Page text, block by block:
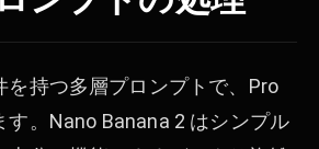
を持つ多層プロンプトで、Pro
す。Nano Banana 2 はシンプル